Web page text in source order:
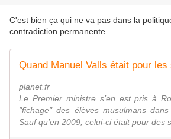
C'est bien ça qui ne va pas dans la
contradiction permanente .
planet.fr
Le Premier ministre s’en est pris à
"fichage" des élèves musulmans
Sauf qu’en 2009, celui-ci était pour des